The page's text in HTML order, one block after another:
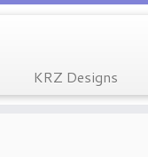
KRZ Designs